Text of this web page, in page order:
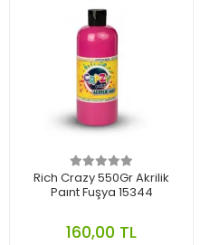
Rich Crazy 550Gr Akrilik
Paınt Fuşya 15344
160,00 TL